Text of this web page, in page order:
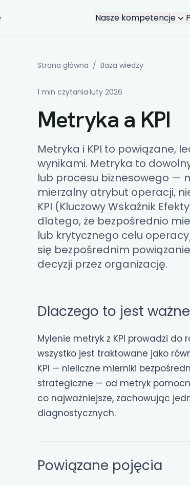
Nasze kompetencje
Strona główna / Baza wiedzy
1 min czytania·luty 2026
Metryka a KPI
Metryka i KPI to powiązane,
wynikami. Metryka to
lub procesu biznesowego —
mierzalny atrybut operacji,
KPI (Kluczowy Wskaźnik
dlatego, że bezpośrednio
lub krytycznego celu
się bezpośrednim
decyzji przez organizację.
Dlaczego to jest ważne
Mylenie metryk z KPI prowadzi
wszystko jest traktowane jako
KPI — nieliczne mierniki
strategiczne — od metryk
co najważniejsze, zachowując
diagnostycznych.
Powiązane pojęcia